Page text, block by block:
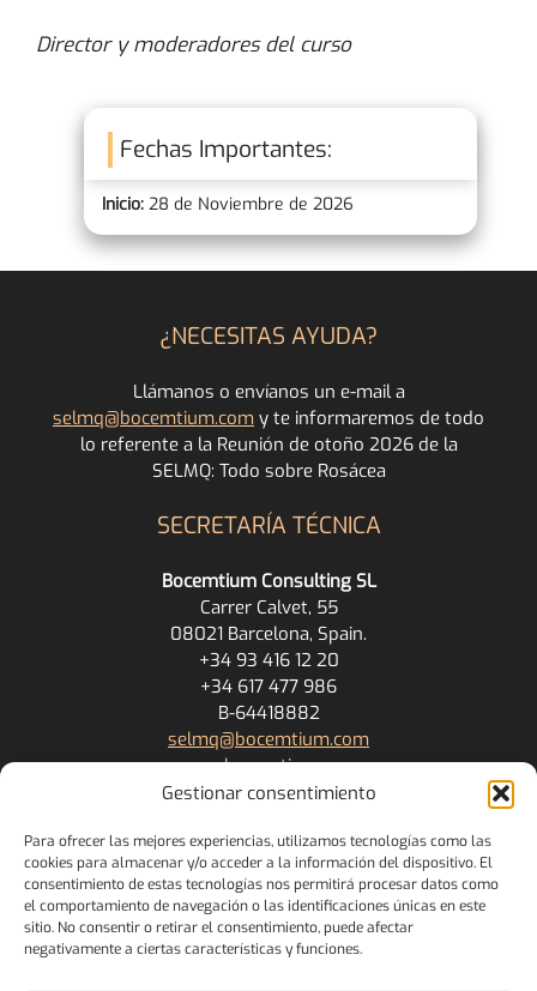
Gestionar consentimiento
Para ofrecer las mejores experiencias, utilizamos tecnologías como las
cookies para almacenar y/o acceder a la información del dispositivo. El
consentimiento de estas tecnologías nos permitirá procesar datos como
el comportamiento de navegación o las identificaciones únicas en este
sitio. No consentir o retirar el consentimiento, puede afectar
negativamente a ciertas características y funciones.
Director y moderadores del curso
Fechas Importantes:
Inicio: 28 de Noviembre de 2026
¿NECESITAS AYUDA?
Llámanos o envíanos un e-mail a
selmq@bocemtium.com y te informaremos de todo
lo referente a la Reunión de otoño 2026 de la
SELMQ: Todo sobre Rosácea
SECRETARÍA TÉCNICA
Bocemtium Consulting SL
Carrer Calvet, 55
08021 Barcelona, Spain.
+34 93 416 12 20
+34 617 477 986
B-64418882
selmq@bocemtium.com
www.bocemtium.com
Política de cookies
Política de Privacidad
Términos y Condiciones
Pago con tarjeta de crédito/débito